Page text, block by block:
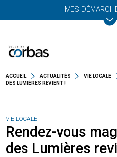
MES
ACCUEIL ACTUALITÉS VIE LOCALE
DES LUMIÈRES REVIENT !
VIE LOCALE
Rendez-vous
des Lumières